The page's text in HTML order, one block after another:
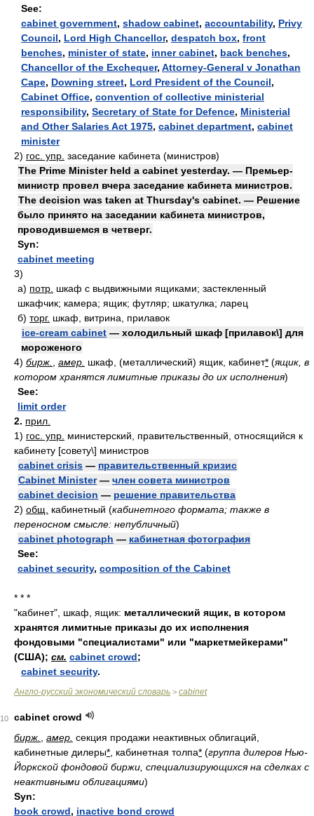
See:
cabinet government, shadow cabinet, accountability, Privy
Council, Lord High Chancellor, despatch box, front
benches, minister of state, inner cabinet, back benches,
Chancellor of the Exchequer, Attorney-General v Jonathan
Cape, Downing street, Lord President of the Council,
Cabinet Office, convention of collective ministerial
responsibility, Secretary of State for Defence, Ministerial
and Other Salaries Act 1975, cabinet department, cabinet
minister
2) гос. упр. заседание кабинета (министров)
The Prime Minister held a cabinet yesterday. — Премьер-
министр провел вчера заседание кабинета министров.
The decision was taken at Thursday's cabinet. — Решение
было принято на заседании кабинета министров,
проводившемся в четверг.
Syn:
cabinet meeting
3)
а) потр. шкаф с выдвижными ящиками; застекленный
шкафчик; камера; ящик; футляр; шкатулка; ларец
б) торг. шкаф, витрина, прилавок
ice-cream cabinet — холодильный шкаф [прилавок\] для
мороженого
4) бирж. амер. шкаф, (металлический) ящик, кабинет* (ящик, в
котором хранятся лимитные приказы до их исполнения)
See:
limit order
2. прил.
1) гос. упр. министерский, правительственный, относящийся к
кабинету [совету\] министров
cabinet crisis — правительственный кризис
Cabinet Minister— член совета министров
cabinet decision — решение правительства
2) общ. кабинетный (кабинетного формата; также в
переносном смысле: непубличный)
cabinet photograph — кабинетная фотография
See:
cabinet security, composition of the Cabinet
* * *
"кабинет", шкаф, ящик: металлический ящик, в котором
хранятся лимитные приказы до их исполнения
фондовыми "специалистами" или "маркетмейкерами"
(США); см. cabinet crowd;
cabinet security.
Англо-русский экономический словарь > cabinet
10
cabinet crowd
бирж.
амер. секция продажи неактивных облигаций,
кабинетные дилеры* , кабинетная толпа* (группа дилеров Нью-
Йоркской фондовой биржи, специализирующихся на сделках с
неактивными облигациями)
Syn:
book crowd, inactive bond crowd